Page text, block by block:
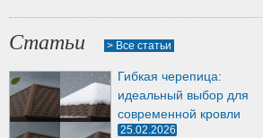
Статьи > Все статьи
Гибкая черепица:
идеальный выбор для
современной кровли
25.02.2026